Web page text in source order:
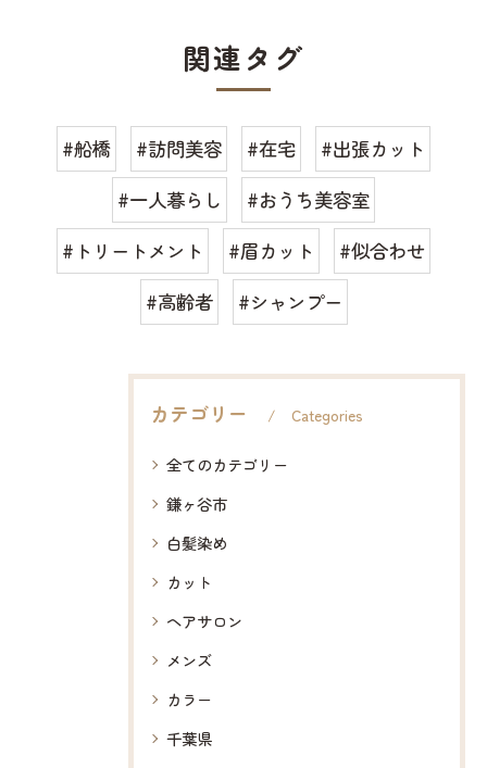
関連タグ
#船橋 #訪問美容 #在宅
#出張カット
#一人暮らし
#おうち美容室
#トリートメント
#眉カット
#似合わせ
#高齢者
#シャンプー
カテゴリー Categories
全てのカテゴリー
鎌ヶ谷市
白髪染め
カット
ヘアサロン
メンズ
カラー
千葉県